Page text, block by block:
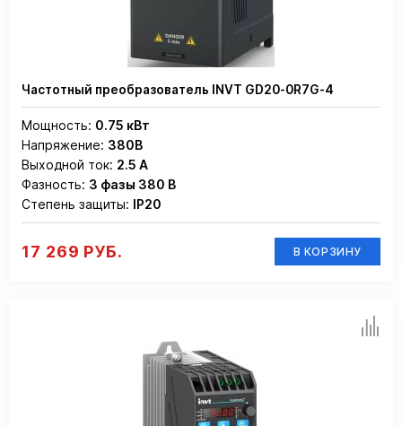
Частотный преобразователь INVT GD20-0R7G-4
Мощность: 0.75 кВт
Напряжение: 380В
Выходной ток: 2.5 А
Фазность: 3 фазы 380 В
Степень защиты: IP20
17 269 РУБ. В КОРЗИНУ